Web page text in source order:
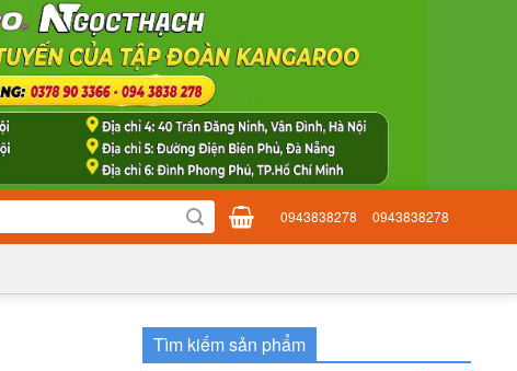
0943838278 0943838278
Tìm kiếm sản phẩm